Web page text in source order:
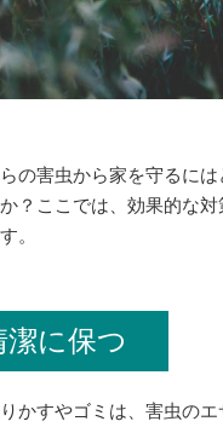
の害虫から家を守るに
？ここでは、効果的な
。
潔に保つ
かすやゴミは、害虫のエ